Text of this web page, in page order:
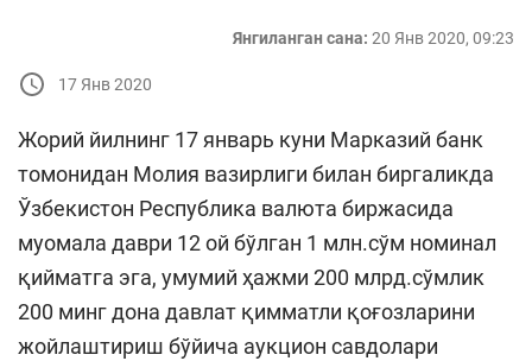
Янгиланган сана: 20 Янв 2020, 09:23
17 Янв 2020
Жорий йилнинг 17 январь куни Марказий банк
томонидан Молия вазирлиги билан биргаликда
Ўзбекистон Республика валюта биржасида
муомала даври 12 ой бўлган 1 млн.сўм номинал
қийматга эга, умумий ҳажми 200 млрд.сўмлик
200 минг дона давлат қимматли қоғозларини
жойлаштириш бўйича аукцион савдолари